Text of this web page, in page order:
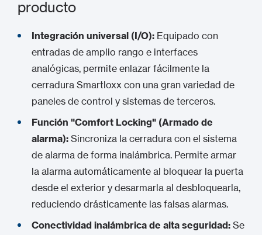
producto
Integración universal (I/O): Equipado con
entradas de amplio rango e interfaces
analógicas, permite enlazar fácilmente la
cerradura Smartloxx con una gran variedad de
paneles de control y sistemas de terceros.
Función "Comfort Locking" (Armado de
alarma): Sincroniza la cerradura con el sistema
de alarma de forma inalámbrica. Permite armar
la alarma automáticamente al bloquear la puerta
desde el exterior y desarmarla al desbloquearla,
reduciendo drásticamente las falsas alarmas.
Conectividad inalámbrica de alta seguridad: Se